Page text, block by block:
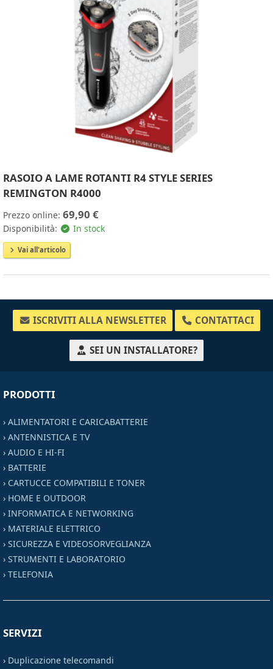
RASOIO A LAME ROTANTI R4 STYLE SERIES
REMINGTON R4000
Prezzo online: 69,90 €
Disponibilità: In stock
Vai all'articolo
ISCRIVITI ALLA NEWSLETTER CONTATTACI
SEI UN INSTALLATORE?
PRODOTTI
› ALIMENTATORI E CARICABATTERIE
› ANTENNISTICA E TV
› AUDIO E HI-FI
› BATTERIE
› CARTUCCE COMPATIBILI E TONER
› HOME E OUTDOOR
› INFORMATICA E NETWORKING
› MATERIALE ELETTRICO
› SICUREZZA E VIDEOSORVEGLIANZA
› STRUMENTI E LABORATORIO
› TELEFONIA
SERVIZI
› Duplicazione telecomandi